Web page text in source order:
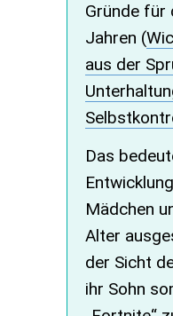
Gründe für
Jahren (
aus der
Das
Mädchen
Alter
der Sicht
ihr Sohn